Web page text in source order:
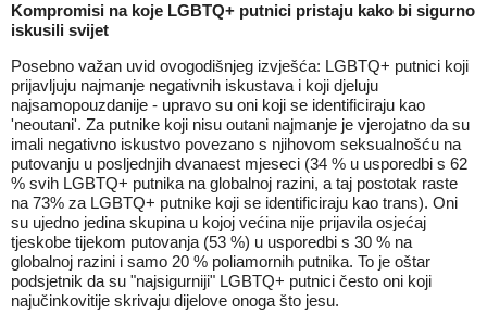
Kompromisi na koje LGBTQ+ putnici pristaju kako bi sigurno
iskusili svijet
Posebno važan uvid ovogodišnjeg izvješća: LGBTQ+ putnici koji
prijavljuju najmanje negativnih iskustava i koji djeluju
najsamopouzdanije - upravo su oni koji se identificiraju kao
'neoutani'. Za putnike koji nisu outani najmanje je vjerojatno da su
imali negativno iskustvo povezano s njihovom seksualnošću na
putovanju u posljednjih dvanaest mjeseci (34 % u usporedbi s 62
% svih LGBTQ+ putnika na globalnoj razini, a taj postotak raste
na 73% za LGBTQ+ putnike koji se identificiraju kao trans). Oni
su ujedno jedina skupina u kojoj većina nije prijavila osjećaj
tjeskobe tijekom putovanja (53 %) u usporedbi s 30 % na
globalnoj razini i samo 20 % poliamornih putnika. To je oštar
podsjetnik da su "najsigurniji" LGBTQ+ putnici često oni koji
najučinkovitije skrivaju dijelove onoga što jesu.